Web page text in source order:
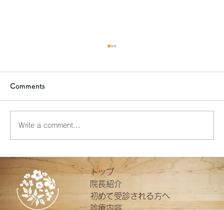
65歳を対象とした肺炎球菌ワクチン（20
価）のご案内
Comments
Write a comment...
トップ
院長紹介
初めて受診される方へ
診療内容